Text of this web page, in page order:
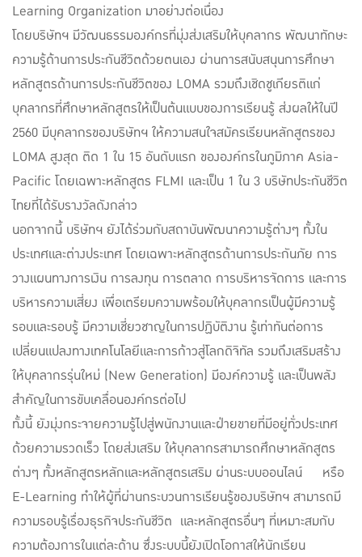
Learning Organization มาอย่างต่อเนื่อง
โดยบริษัทฯ มีวัฒนธรรมองค์กรที่มุ่งส่งเสริมให้บุคลากร พัฒนาทักษะ
ความรู้ด้านการประกันชีวิตด้วยตนเอง ผ่านการสนับสนุนการศึกษา
หลักสูตรด้านการประกันชีวิตของ LOMA รวมถึงเชิดชูเกียรติแก่
บุคลากรที่ศึกษาหลักสูตรให้เป็นต้นแบบของการเรียนรู้ ส่งผลให้ในปี
2560 มีบุคลากรของบริษัทฯ ให้ความสนใจสมัครเรียนหลักสูตรของ
LOMA สูงสุด ติด 1 ใน 15 อันดับแรก ขององค์กรในภูมิภาค Asia-
Pacific โดยเฉพาะหลักสูตร FLMI และเป็น 1 ใน 3 บริษัทประกันชีวิต
ไทยที่ได้รับรางวัลดังกล่าว
นอกจากนี้ บริษัทฯ ยังได้ร่วมกับสถาบันพัฒนาความรู้ต่างๆ ทั้งใน
ประเทศและต่างประเทศ โดยเฉพาะหลักสูตรด้านการประกันภัย การ
วางแผนทางการเงิน การลงทุน การตลาด การบริหารจัดการ และการ
บริหารความเสี่ยง เพื่อเตรียมความพร้อมให้บุคลากรเป็นผู้มีความรู้
รอบและรอบรู้ มีความเชี่ยวชาญในการปฏิบัติงาน รู้เท่าทันต่อการ
เปลี่ยนแปลงทางเทคโนโลยีและการก้าวสู่โลกดิจิทัล รวมถึงเสริมสร้าง
ให้บุคลากรรุ่นใหม่ (New Generation) มีองค์ความรู้ และเป็นพลัง
สำคัญในการขับเคลื่อนองค์กรต่อไป
ทั้งนี้ ยังมุ่งกระจายความรู้ไปสู่พนักงานและฝ่ายขายที่มีอยู่ทั่วประเทศ
ด้วยความรวดเร็ว โดยส่งเสริม ให้บุคลากรสามารถศึกษาหลักสูตร
ต่างๆ ทั้งหลักสูตรหลักและหลักสูตรเสริม ผ่านระบบออนไลน์ หรือ
E-Learning ทำให้ผู้ที่ผ่านกระบวนการเรียนรู้ของบริษัทฯ สามารถมี
ความรอบรู้เรื่องธุรกิจประกันชีวิต และหลักสูตรอื่นๆ ที่เหมาะสมกับ
ความต้องการในแต่ละด้าน ซึ่งระบบนี้ยังเปิดโอกาสให้นักเรียน